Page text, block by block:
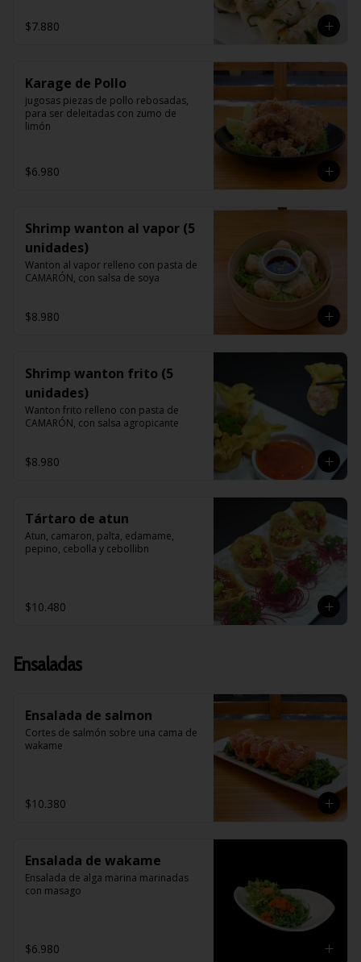
$7.880
Karage de Pollo
jugosas piezas de pollo rebosadas,
para ser deleitadas con zumo de
limón
$6.980
Shrimp wanton al vapor (5
unidades)
Wanton al vapor relleno con pasta de
CAMARÓN, con salsa de soya
$8.980
Shrimp wanton frito (5
unidades)
Wanton frito relleno con pasta de
CAMARÓN, con salsa agropicante
$8.980
Tártaro de atun
Atun, camaron, palta, edamame,
pepino, cebolla y cebollibn
$10.480
Ensaladas
Ensalada de salmon
Cortes de salmón sobre una cama de
wakame
$10.380
Ensalada de wakame
Ensalada de alga marina marinadas
con masago
$6.980